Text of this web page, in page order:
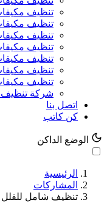
تنظيف
تنظيف
تنظيف
تنظيف
تنظيف
تنظيف
تنظيف
شركة تنظيف
اتصل بنا
كن كاتب
الوضع الداكن
الرئيسية
المشاركات
تنظيف شامل للفلل